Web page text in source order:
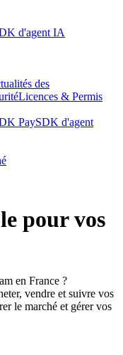
d'agent IA
des
Licences & Permis
PaySDK d'agent
pour vos
en France ?
vendre et suivre vos
le marché et gérer vos